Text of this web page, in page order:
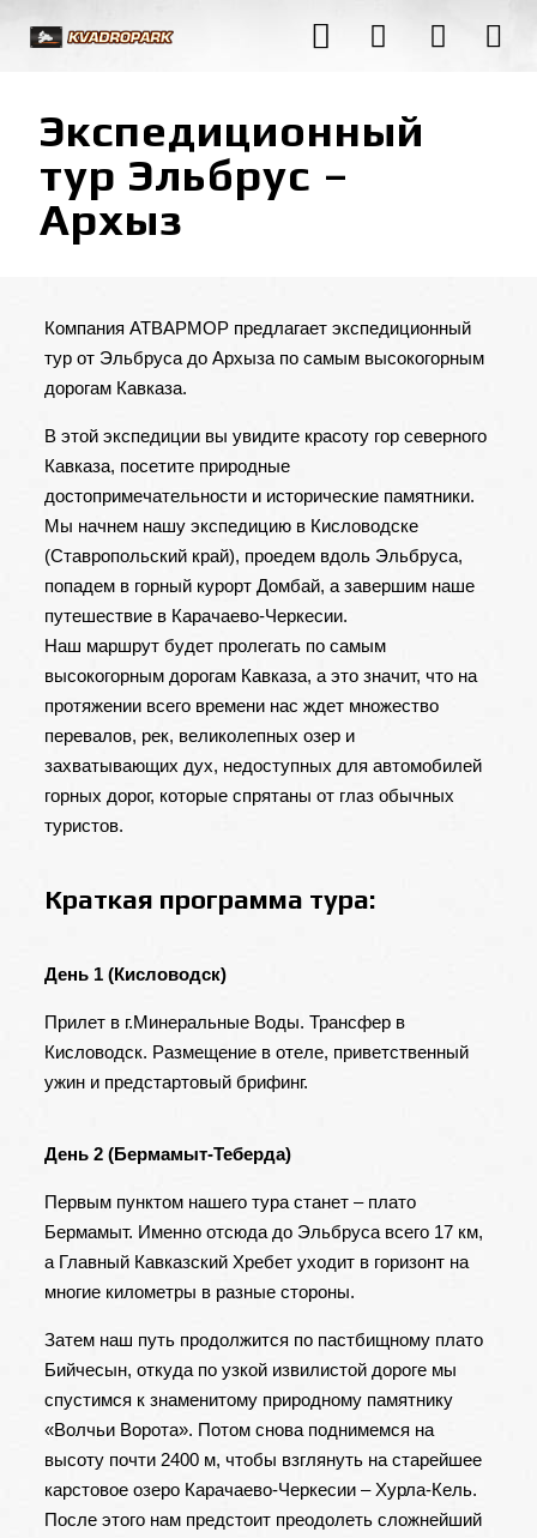
Экспедиционный
тур Эльбрус –
Архыз
Компания АТВАРМОР предлагает экспедиционный
тур от Эльбруса до Архыза по самым высокогорным
дорогам Кавказа.
В этой экспедиции вы увидите красоту гор северного
Кавказа, посетите природные
достопримечательности и исторические памятники.
Мы начнем нашу экспедицию в Кисловодске
(Ставропольский край), проедем вдоль Эльбруса,
попадем в горный курорт Домбай, а завершим наше
путешествие в Карачаево-Черкесии.
Наш маршрут будет пролегать по самым
высокогорным дорогам Кавказа, а это значит, что на
протяжении всего времени нас ждет множество
перевалов, рек, великолепных озер и
захватывающих дух, недоступных для автомобилей
горных дорог, которые спрятаны от глаз обычных
туристов.
Краткая программа тура:
День 1 (Кисловодск)
Прилет в г.Минеральные Воды. Трансфер в
Кисловодск. Размещение в отеле, приветственный
ужин и предстартовый брифинг.
День 2 (Бермамыт-Теберда)
Первым пунктом нашего тура станет – плато
Бермамыт. Именно отсюда до Эльбруса всего 17 км,
а Главный Кавказский Хребет уходит в горизонт на
многие километры в разные стороны.
Затем наш путь продолжится по пастбищному плато
Бийчесын, откуда по узкой извилистой дороге мы
спустимся к знаменитому природному памятнику
«Волчьи Ворота». Потом снова поднимемся на
высоту почти 2400 м, чтобы взглянуть на старейшее
карстовое озеро Карачаево-Черкесии – Хурла-Кель.
После этого нам предстоит преодолеть сложнейший